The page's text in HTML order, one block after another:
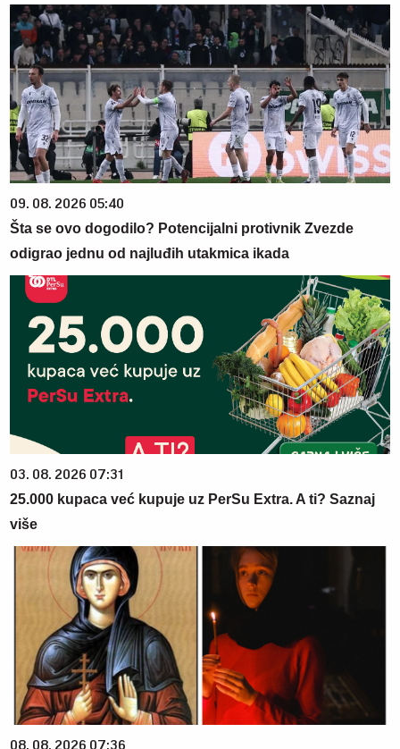
09. 08. 2026 05:40
Šta se ovo dogodilo? Potencijalni protivnik Zvezde
odigrao jednu od najluđih utakmica ikada
03. 08. 2026 07:31
25.000 kupaca već kupuje uz PerSu Extra. A ti? Saznaj
više
08. 08. 2026 07:36